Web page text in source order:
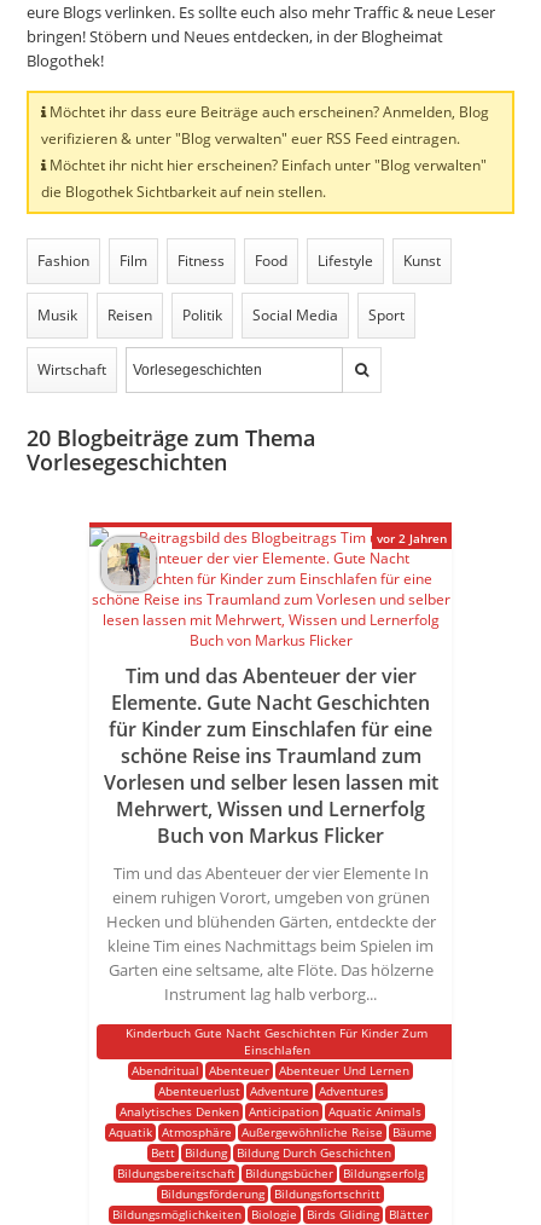
eure Blogs verlinken. Es sollte euch also mehr Traffic & neue Leser
bringen! Stöbern und Neues entdecken, in der Blogheimat
Blogothek!
Möchtet ihr dass eure Beiträge auch erscheinen? Anmelden, Blog
verifizieren & unter "Blog verwalten" euer RSS Feed eintragen.
Möchtet ihr nicht hier erscheinen? Einfach unter "Blog verwalten"
die Blogothek Sichtbarkeit auf nein stellen.
Fashion Film Fitness Food Lifestyle Kunst
Musik Reisen Politik Social Media Sport
Wirtschaft
20 Blogbeiträge zum Thema
Vorlesegeschichten
Tim und das Abenteuer der vier
Elemente. Gute Nacht Geschichten
für Kinder zum Einschlafen für eine
schöne Reise ins Traumland zum
Vorlesen und selber lesen lassen mit
Mehrwert, Wissen und Lernerfolg
Buch von Markus Flicker
Tim und das Abenteuer der vier Elemente In
einem ruhigen Vorort, umgeben von grünen
Hecken und blühenden Gärten, entdeckte der
kleine Tim eines Nachmittags beim Spielen im
Garten eine seltsame, alte Flöte. Das hölzerne
Instrument lag halb verborg...
Kinderbuch Gute Nacht Geschichten Für Kinder Zum
Einschlafen
Abendritual
Abenteuer Abenteuer Und Lernen
Abenteuerlust
Adventure
Adventures
Analytisches Denken Anticipation Aquatic Animals
Aquatik Atmosphäre Außergewöhnliche Reise
Bäume
Bett
Bildung
Bildung Durch Geschichten
Bildungsbereitschaft
Bildungsbücher
Bildungserfolg
Bildungsförderung
Bildungsfortschritt
Bildungsmöglichkeiten
Biologie Birds Gliding
Blätter
vor 2 Jahren